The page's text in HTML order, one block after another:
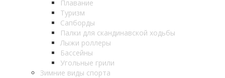
Плавание
Туризм
Сапборды
Палки для скандинавской ходьбы
Лыжи роллеры
Бассейны
Угольные грили
Зимние виды спорта